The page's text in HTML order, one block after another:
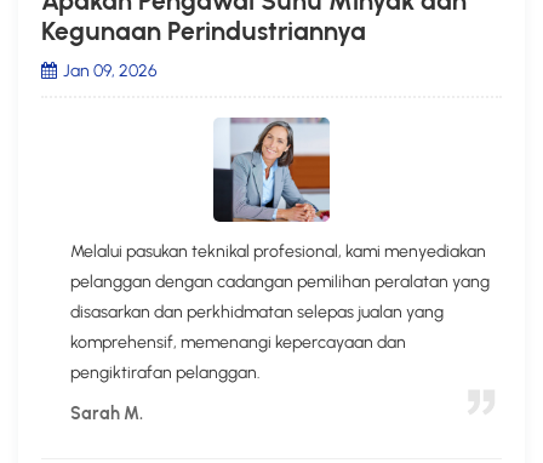
Kegunaan Perindustriannya
Jan 09, 2026
Melalui pasukan teknikal profesional, kami menyediakan
pelanggan dengan cadangan pemilihan peralatan yang
disasarkan dan perkhidmatan selepas jualan yang
komprehensif, memenangi kepercayaan dan
pengiktirafan pelanggan.
Sarah M.